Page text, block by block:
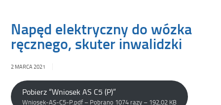
Napęd elektryczny do wózka
ręcznego, skuter inwalidzki
2 MARCA 2021
Pobierz “Wniosek AS C5 (P)”
Wniosek-AS-C5-P.pdf – Pobrano 1074 razy – 192,02 KB